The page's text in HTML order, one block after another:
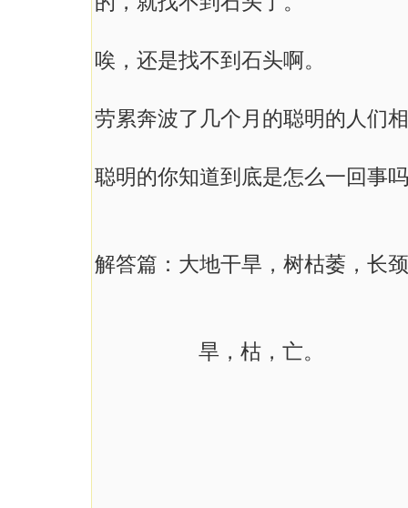
唉，还是找不到石头啊。
劳累奔波了几个月的聪明的人们
聪明的你知道到底是怎么一回事
解答篇：大地干旱，树枯萎，长
旱，枯，亡。